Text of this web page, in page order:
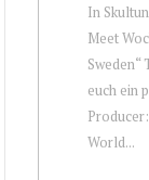
In
Meet
euch ein
World...